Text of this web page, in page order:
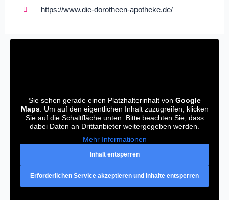
https://www.die-dorotheen-apotheke.de/
Sie sehen gerade einen Platzhalterinhalt von Google
Maps. Um auf den eigentlichen Inhalt zuzugreifen, klicken
Sie auf die Schaltfläche unten. Bitte beachten Sie, dass
dabei Daten an Drittanbieter weitergegeben werden.
Mehr Informationen
Inhalt entsperren
Erforderlichen Service akzeptieren und Inhalte entsperren